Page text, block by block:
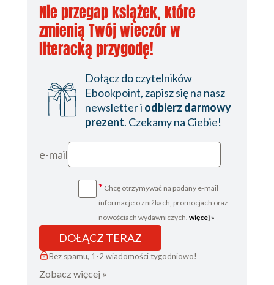
Nie przegap książek, które
zmienią Twój wieczór w
literacką przygodę!
Dołącz do czytelników
Ebookpoint, zapisz się na nasz
newsletter i odbierz darmowy
prezent. Czekamy na Ciebie!
e-mail
* Chcę otrzymywać na podany e-mail
informacje o zniżkach, promocjach oraz
nowościach wydawniczych. więcej »
DOŁĄCZ TERAZ
Bez spamu, 1-2 wiadomości tygodniowo!
Zobacz więcej »